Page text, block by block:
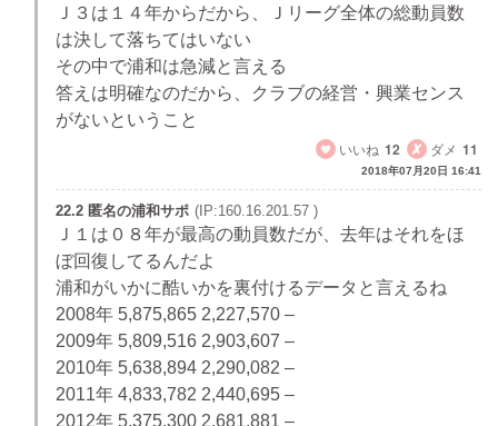
Ｊ３は１４年からだから、Ｊリーグ全体の総動員数
は決して落ちてはいない
その中で浦和は急減と言える
答えは明確なのだから、クラブの経営・興業センス
がないということ
いいね 12 ダメ 11
2018年07月20日 16:41
22.2 匿名の浦和サポ (IP:160.16.201.57 )
Ｊ１は０８年が最高の動員数だが、去年はそれをほ
ぼ回復してるんだよ
浦和がいかに酷いかを裏付けるデータと言えるね
2008年 5,875,865 2,227,570 –
2009年 5,809,516 2,903,607 –
2010年 5,638,894 2,290,082 –
2011年 4,833,782 2,440,695 –
2012年 5,375,300 2,681,881 –